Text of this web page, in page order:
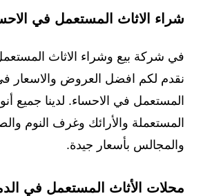
شراء الاثاث المستعمل في
في شركة بيع وشراء الاثاث
نقدم لكم افضل العروض والاسعار
المستعمل في الاحساء. لدينا جميع
المستعملة والأرائك وغرف النوم
والمجالس بأسعار جيدة.
محلات الأثاث المستعمل في